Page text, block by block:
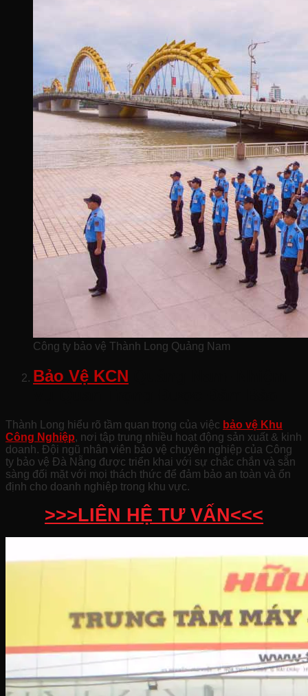
Công ty bảo vệ Thành Long Quảng Nam
Bảo Vệ KCN
Thành Long hiểu rõ tầm quan trọng của việc bảo vệ Khu
Công Nghiệp, nơi tập trung nhiều hoạt động sản xuất & kinh
doanh. Đội ngũ nhân viên bảo vệ chuyên nghiệp của Công
ty bảo vệ Đà Nẵng được triển khai với sự chắc chắn và sẵn
sàng đối mặt với mọi thách thức để đảm bảo an toàn và ổn
định cho doanh nghiệp trong khu vực.
>>>LIÊN HỆ TƯ VẤN<<<